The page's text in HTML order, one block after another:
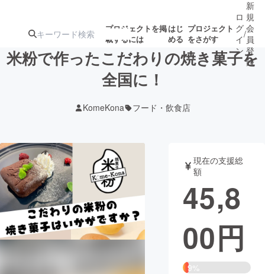
プロジェクトを掲
載するには
はじ
める
プロジェクト
をさがす
ジェクト
募集終了が近いプ
ロジェクト
アート・写真 音楽
テクノロジー・ガジェット ゲーム・
映像・映画 書籍・雑誌
チャレンジ
ロ
グ
イ
ン
/
新
規
会
員
登
録
米粉で作ったこだわりの焼き菓子を
全国に！
KomeKona フード・飲食店
現在の支援総
額
45,8
00円
9%